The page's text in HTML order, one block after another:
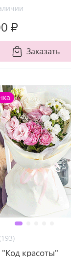
₽
Заказать
"Код красоты"